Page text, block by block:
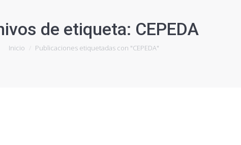
de etiqueta: CEPEDA
Estás aquí:
Inicio Publicaciones etiquetadas con "CEPEDA"